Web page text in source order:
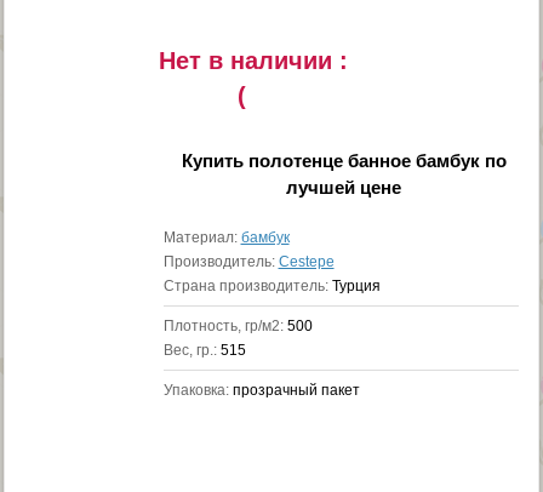
Нет в наличии :
(
Купить полотенце банное бамбукпо
лучшей цене
Материал: бамбук
Производитель: Cestepe
Страна производитель: Турция
Плотность, гр/м2: 500
Вес, гр.: 515
Упаковка: прозрачный пакет